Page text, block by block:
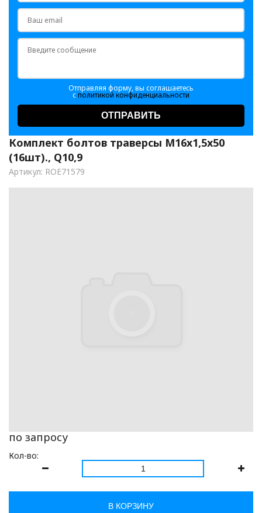
Отправляя форму, вы соглашаетесь
сполитикой конфиденциальности
ОТПРАВИТЬ
Комплект болтов траверсы М16х1,5x50
(16шт)., Q10,9
Артикул: ROE71579
по запросу
Кол-во:
В КОРЗИНУ